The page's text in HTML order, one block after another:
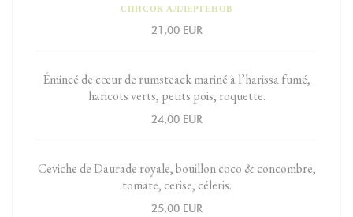
СПИСОК АЛЛЕРГЕНОВ
21,00 EUR
Émincé de cœur de rumsteack mariné à l’harissa fumé,
haricots verts, petits pois, roquette.
24,00 EUR
Ceviche de Daurade royale, bouillon coco & concombre,
tomate, cerise, céleris.
25,00 EUR